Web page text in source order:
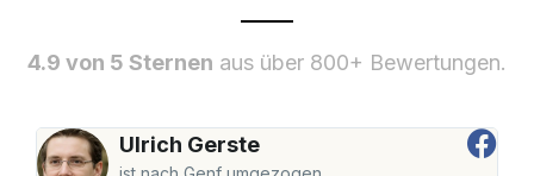
4.9 von 5 Sternen aus über 800+ Bewertungen.
Ulrich Gerste